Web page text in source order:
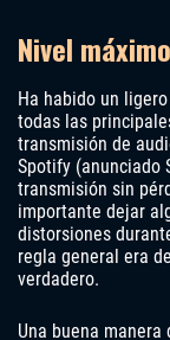
Nivel máximo
Ha habido un
todas las
transmisión de
Spotify (anunciado
transmisión sin
importante dejar
distorsiones
regla general era
verdadero.
Una buena